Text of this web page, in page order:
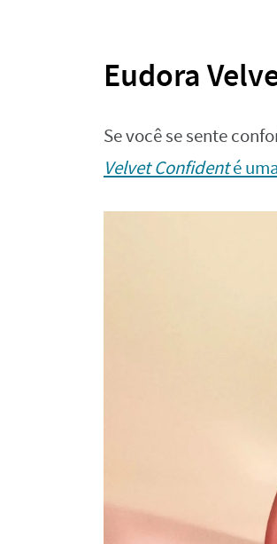
Eudora
Se você se sente
Velvet Confidenté